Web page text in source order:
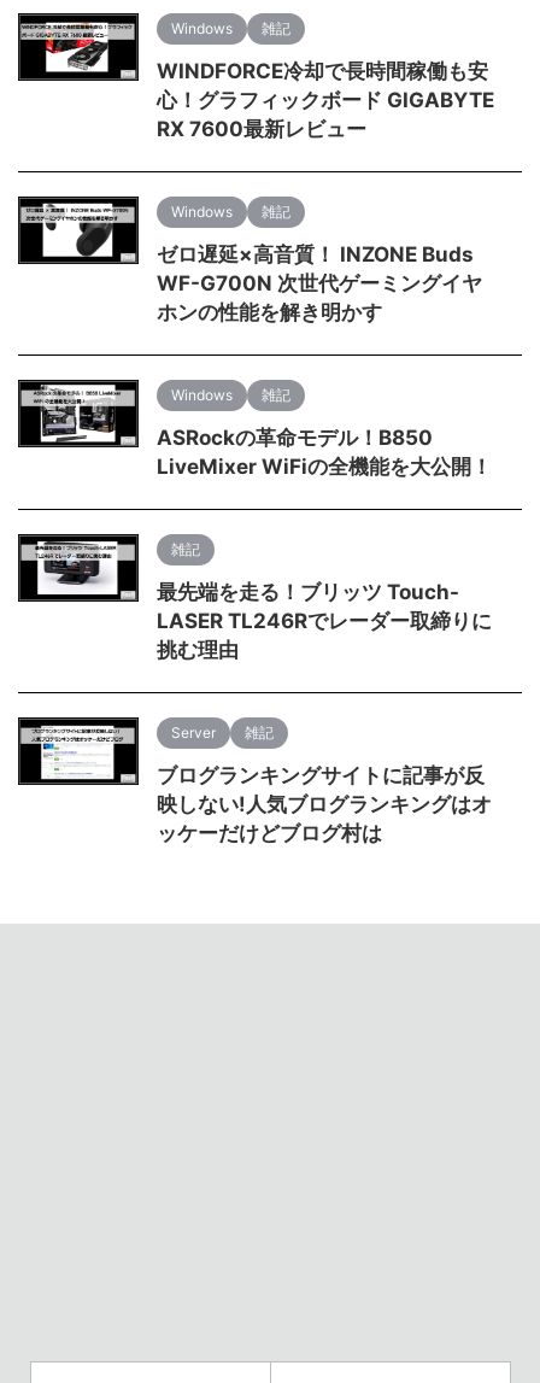
Windows 雑記
WINDFORCE冷却で長時間稼働も安
心！グラフィックボード GIGABYTE
RX 7600最新レビュー
Windows 雑記
ゼロ遅延×高音質！ INZONE Buds
WF-G700N 次世代ゲーミングイヤ
ホンの性能を解き明かす
Windows 雑記
ASRockの革命モデル！B850
LiveMixer WiFiの全機能を大公開！
雑記
最先端を走る！ブリッツ Touch-
LASER TL246Rでレーダー取締りに
挑む理由
Server 雑記
ブログランキングサイトに記事が反
映しない!人気ブログランキングはオ
ッケーだけどブログ村は